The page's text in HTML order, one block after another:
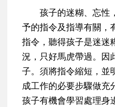
孩子的迷糊、忘性
予的指令及指導有關，
指令，聽得孩子是迷迷
況，只好馬虎帶過。因
子。須將指令縮短，並
成工作的必要步驟做充
孩子有機會學習處理身